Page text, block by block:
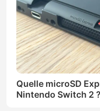
Quelle microSD
Nintendo Switch 2 ?